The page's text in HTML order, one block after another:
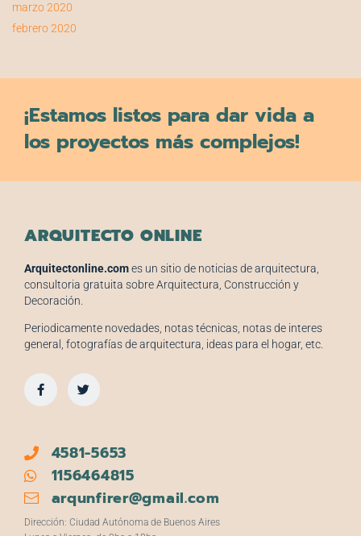
marzo 2020
febrero 2020
¡Estamos listos para dar vida a
los proyectos más complejos!
ARQUITECTO ONLINE
Arquitectonline.comes un sitio de noticias de arquitectura,
consultoria gratuita sobre Arquitectura, Construcción y
Decoración.
Periodicamente novedades, notas técnicas, notas de interes
general, fotografías de arquitectura, ideas para el hogar, etc.
4581-5653
1156464815
arqunfirer@gmail.com
Dirección: Ciudad Autónoma de Buenos Aires